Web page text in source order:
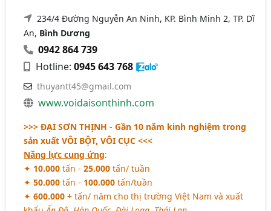
234/4 Đường Nguyễn An Ninh, KP. Bình Minh 2, TP. Dĩ
An, Bình Dương
0942 864 739
Hotline:0945 643 768
thuyantt45@gmail.com
www.voidaisonthinh.com
>>> ĐẠI SƠN THỊNH - Gần 10 năm kinh nghiệm trong
sản xuấtVÔI BỘT, VÔI CỤC <<<
Năng lực cung ứng:
✦ 10.000 tấn -25.000 tấn/ tuần
✦50.000 tấn - 100.000 tấn/tuần
✦600.000 + tấn/ năm cho thị trường Việt Nam và xuất